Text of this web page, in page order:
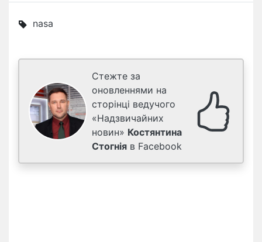
nasa
Стежте за
оновленнями на
сторінці ведучого
«Надзвичайних
новин» Костянтина
Стогнія в Facebook